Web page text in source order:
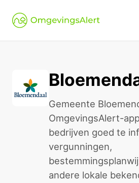
Gemeente
OmgevingsAlert-
bedrijven goed te
vergunningen,
andere lokale